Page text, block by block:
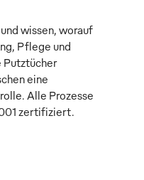
wissen, worauf
Pflege und
Putztücher
eine
Alle Prozesse
zertifiziert.